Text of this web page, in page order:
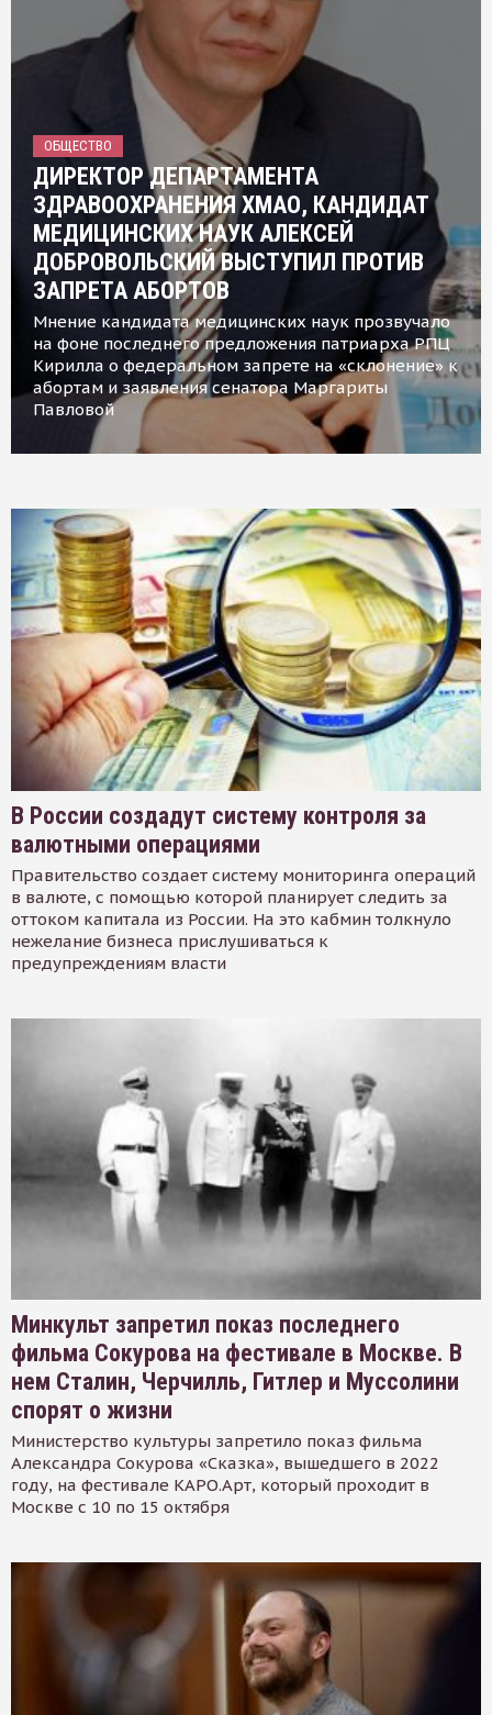
ОБЩЕСТВО
ДИРЕКТОР ДЕПАРТАМЕНТА
ЗДРАВООХРАНЕНИЯ ХМАО, КАНДИДАТ
МЕДИЦИНСКИХ НАУК АЛЕКСЕЙ
ДОБРОВОЛЬСКИЙ ВЫСТУПИЛ ПРОТИВ
ЗАПРЕТА АБОРТОВ
Мнение кандидата медицинских наук прозвучало
на фоне последнего предложения патриарха РПЦ
Кирилла о федеральном запрете на «склонение» к
абортам и заявления сенатора Маргариты
Павловой
В России создадут систему контроля за
валютными операциями
Правительство создает систему мониторинга операций
в валюте, с помощью которой планирует следить за
оттоком капитала из России. На это кабмин толкнуло
нежелание бизнеса прислушиваться к
предупреждениям власти
Минкульт запретил показ последнего
фильма Сокурова на фестивале в Москве. В
нем Сталин, Черчилль, Гитлер и Муссолини
спорят о жизни
Министерство культуры запретило показ фильма
Александра Сокурова «Сказка», вышедшего в 2022
году, на фестивале КАРО.Арт, который проходит в
Москве с 10 по 15 октября